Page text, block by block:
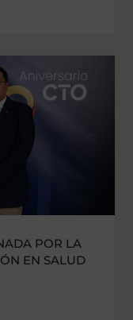
POR LA
EN SALUD